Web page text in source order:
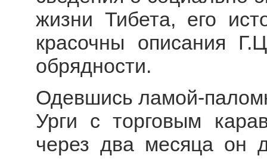
жизни Тибета, его
красочны описания
обрядности.
Одевшись ламой-
Урги с торговым
через два месяца он